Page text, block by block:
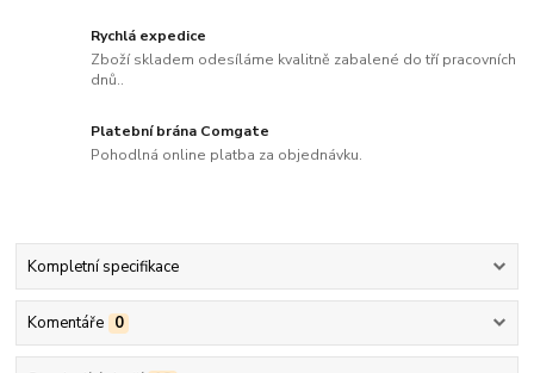
Rychlá expedice
Zboží skladem odesíláme kvalitně zabalené do tří pracovních
dnů..
Platební brána Comgate
Pohodlná online platba za objednávku.
Kompletní specifikace
Komentáře 0